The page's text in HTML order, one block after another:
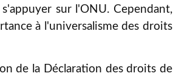
sur l'ONU. Cependant,
à l'universalisme des droits
de la Déclaration des droits de